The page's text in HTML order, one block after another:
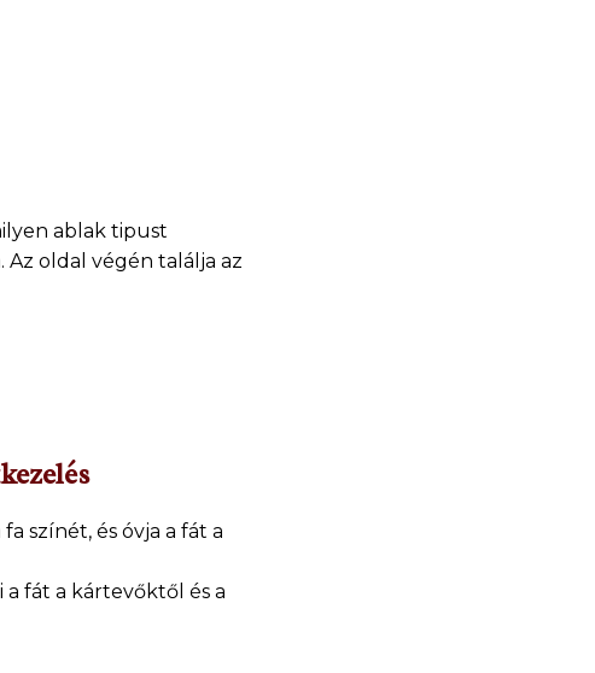
ablak tipust
Az oldal végén találja az
színét, és óvja a fát a
a fát a kártevőktől és a